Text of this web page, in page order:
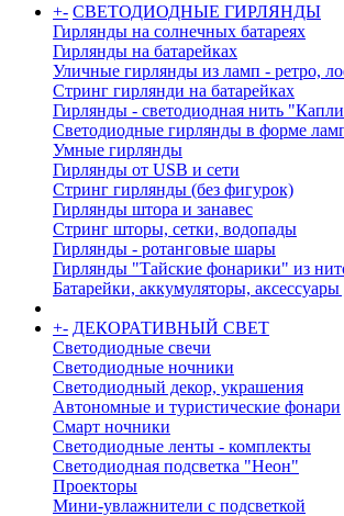
+- СВЕТОДИОДНЫЕ ГИРЛЯНДЫ
Гирлянды на солнечных батареях
Гирлянды на батарейках
Уличные гирлянды из ламп - ретро,
Стринг гирлянди на батарейках
Гирлянды - светодиодная нить
Светодиодные гирлянды в форме
Умные гирлянды
Гирлянды от USB и сети
Стринг гирлянды (без фигурок)
Гирлянды штора и занавес
Стринг шторы, сетки, водопады
Гирлянды - ротанговые шары
Гирлянды "Тайские фонарики" из
Батарейки, аккумуляторы,
+- ДЕКОРАТИВНЫЙ СВЕТ
Светодиодные свечи
Светодиодные ночники
Светодиодный декор, украшения
Автономные и туристические фонари
Смарт ночники
Светодиодные ленты - комплекты
Светодиодная подсветка "Неон"
Проекторы
Мини-увлажнители с подсветкой